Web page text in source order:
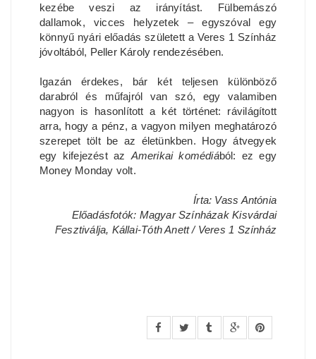
kezébe veszi az irányítást. Fülbemászó
dallamok, vicces helyzetek – egyszóval egy
könnyű nyári előadás született a Veres 1 Színház
jóvoltából, Peller Károly rendezésében.
Igazán érdekes, bár két teljesen különböző
darabról és műfajról van szó, egy valamiben
nagyon is hasonlított a két történet: rávilágított
arra, hogy a pénz, a vagyon milyen meghatározó
szerepet tölt be az életünkben. Hogy átvegyek
egy kifejezést az Amerikai komédiából: ez egy
Money Monday volt.
Írta: Vass Antónia
Előadásfotók: Magyar Színházak Kisvárdai
Fesztiválja, Kállai-Tóth Anett / Veres 1 Színház